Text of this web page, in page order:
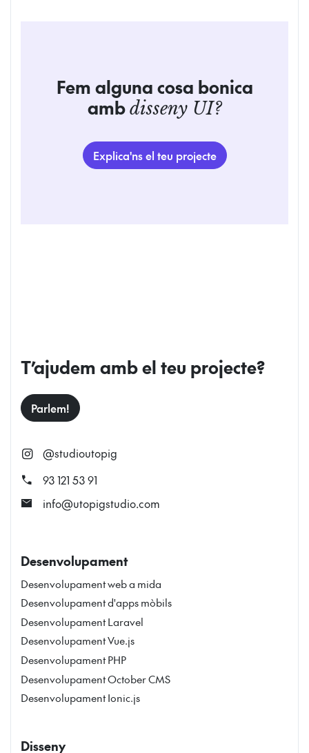
Fem alguna cosa bonica
ambdisseny UI?
Explica'ns el teu projecte
T’ajudem amb el teu projecte?
Parlem!
@studioutopig
call
93 121 53 91
mail
info@utopigstudio.com
Desenvolupament
Desenvolupament web a mida
Desenvolupament d'apps mòbils
Desenvolupament Laravel
Desenvolupament Vue.js
Desenvolupament PHP
Desenvolupament October CMS
Desenvolupament Ionic.js
Disseny